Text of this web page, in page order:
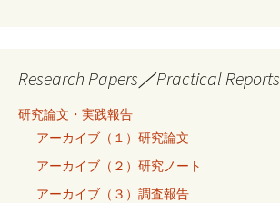
Research Papers／Practical Reports
研究論文・実践報告
アーカイブ（１）研究論文
アーカイブ（２）研究ノート
アーカイブ（３）調査報告